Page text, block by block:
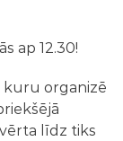
ap 12.30!
kuru organizē
līdz tiks